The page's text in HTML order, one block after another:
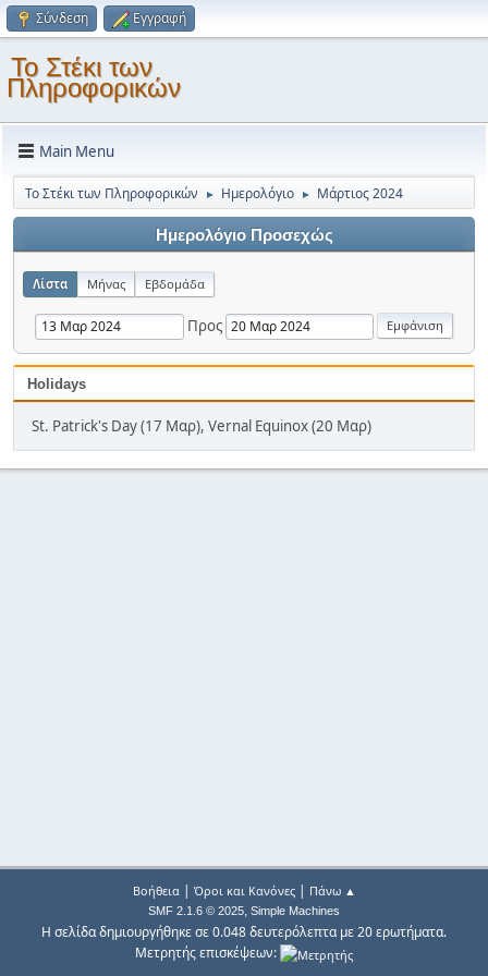
Σύνδεση Εγγραφή
Το Στέκι των
Πληροφορικών
Main Menu
Το Στέκι των Πληροφορικών ► Ημερολόγιο ► Μάρτιος 2024
Ημερολόγιο Προσεχώς
Λίστα Μήνας Εβδομάδα
Προς
Holidays
St. Patrick's Day (17 Μαρ), Vernal Equinox (20 Μαρ)
Βοήθεια| Όροι και Κανόνες| Πάνω ▲
SMF 2.1.6 © 2025, Simple Machines
Η σελίδα δημιουργήθηκε σε 0.048 δευτερόλεπτα με 20 ερωτήματα.
Μετρητής επισκέψεων: